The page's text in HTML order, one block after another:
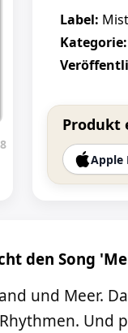
Label:
Kategorie:
Produkt
Apple
den Song
und Meer.
Und